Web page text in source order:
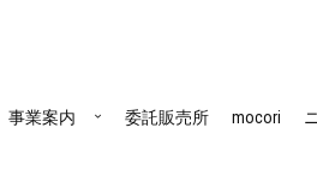
事業案内 委託販売所 mocori